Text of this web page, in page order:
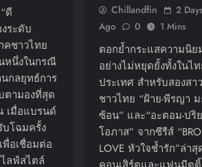
ดี
ระดับ
คชาวไทย
หนึ่งในกรณี
นกลยุทธ์การ
ตามองที่สุด
เมื่อแบรนด์
บโฉมครั้ง
อเชื่อมต่อ
ลฟ์สไตล์
Chillandfin
2 Days
Ago
0 1 Mins
ตอกย้ำกระแสความนิ
อย่างไม่หยุดยั้งทั้งในไ
ประเทศ สำหรับสองส
ชาวไทย “ฝ้าย-พีรญา
ซ้อน” และ“อะตอม-ปริ
โอภาส” จากซีรีส์
LOVE หัวใจช้ำรัก”ล่า